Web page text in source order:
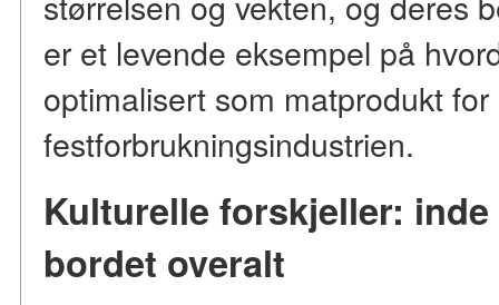
er et levende eksempel på
optimalisert som matprodukt
festforbrukningsindustrien.
Kulturelle forskjeller:
bordet overalt